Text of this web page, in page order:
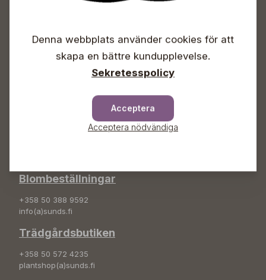
Söndagar Självbetjäning
Info & växel
Sunds Trädgård Ab
Blombeställningar
+358 50 388 9592
info(a)sunds.fi
Trädgårdsbutiken
+358 50 572 4235
plantshop(a)sunds.fi
Denna webbplats använder cookies för att
skapa en bättre kundupplevelse.
Sekretesspolicy
Acceptera
Acceptera nödvändiga